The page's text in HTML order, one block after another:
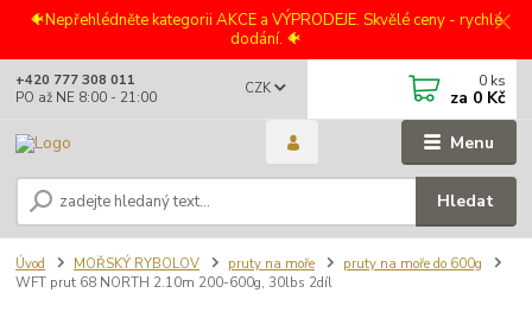
🐠Nepřehlédněte kategorii AKCE a VÝPRODEJE. Skvělé ceny - rychlé
dodání. 🐠
Menu
CZK
Hledat
+420 777 308 011
PO až NE 8:00 - 21:00
0 ks
za 0 Kč
Úvod MOŘSKÝ RYBOLOV pruty na moře
pruty na moře do 600g
WFT prut 68 NORTH 2.10m 200-600g, 30lbs 2díl